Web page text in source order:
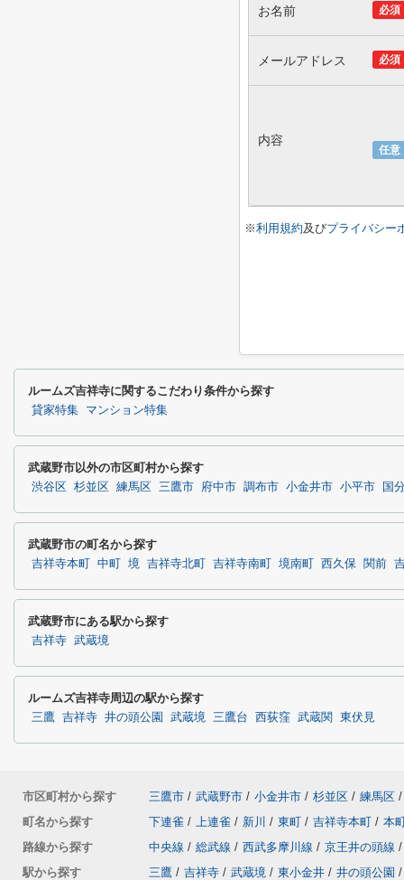
必須
お名前
必須
メールアドレス
任意
内容
※利用規約及びプライバシー
ルームズ吉祥寺に関するこだわり条件から探す
貸家特集 マンション特集
武蔵野市以外の市区町村から探す
渋谷区 杉並区 練馬区 三鷹市 府中市 調布市 小金井市 小平市 国
武蔵野市の町名から探す
吉祥寺本町 中町 境 吉祥寺北町 吉祥寺南町 境南町 西久保 関前
武蔵野市にある駅から探す
吉祥寺 武蔵境
ルームズ吉祥寺周辺の駅から探す
三鷹 吉祥寺 井の頭公園 武蔵境 三鷹台 西荻窪 武蔵関 東伏見
市区町村から探す 三鷹市 / 武蔵野市 / 小金井市 / 杉並区 / 練馬区 /
町名から探す
下連雀 / 上連雀 / 新川 / 東町 / 吉祥寺本町 / 本
路線から探す
中央線 / 総武線 / 西武多摩川線 / 京王井の頭線 /
駅から探す
三鷹 / 吉祥寺 / 武蔵境 / 東小金井 / 井の頭公園 /